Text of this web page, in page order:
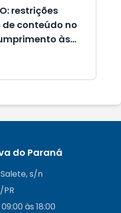
restrições
conteúdo no
às
do Paraná
s/n
às 18:00